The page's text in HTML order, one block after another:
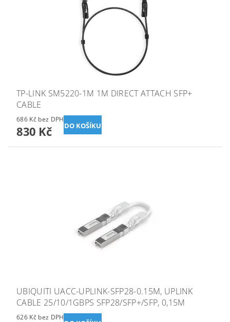
TP-LINK SM5220-1M 1M DIRECT ATTACH SFP+
CABLE
686 Kč bez DPH
830 Kč
UBIQUITI UACC-UPLINK-SFP28-0.15M, UPLINK
CABLE 25/10/1GBPS SFP28/SFP+/SFP, 0,15M
626 Kč bez DPH